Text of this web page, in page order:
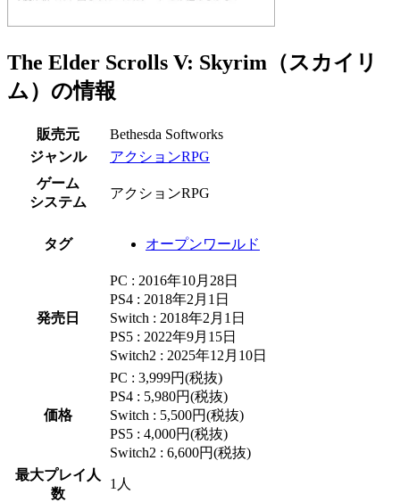
The Elder Scrolls V: Skyrim（スカイリ
ム）の情報
販売元
Bethesda Softworks
ジャンル
アクションRPG
ゲーム
システム
アクションRPG
タグ オープンワールド
発売日
PC : 2016年10月28日
PS4 : 2018年2月1日
Switch : 2018年2月1日
PS5 : 2022年9月15日
Switch2 : 2025年12月10日
価格
PC : 3,999円(税抜)
PS4 : 5,980円(税抜)
Switch : 5,500円(税抜)
PS5 : 4,000円(税抜)
Switch2 : 6,600円(税抜)
最大プレイ人
数
1人